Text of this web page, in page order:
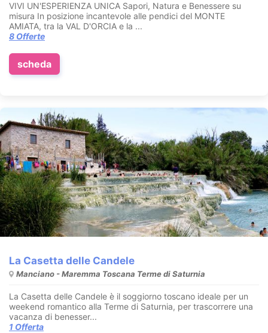
VIVI UN'ESPERIENZA UNICA Sapori, Natura e Benessere su
misura In posizione incantevole alle pendici del MONTE
AMIATA, tra la VAL D'ORCIA e la ...
8 Offerte
scheda
La Casetta delle Candele
Manciano - Maremma Toscana Terme di Saturnia
La Casetta delle Candele è il soggiorno toscano ideale per un
weekend romantico alla Terme di Saturnia, per trascorrere una
vacanza di benesser...
1 Offerta